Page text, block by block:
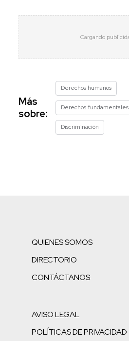
Más
sobre:
Derechos humanos
Derechos fundamentales
Discriminación
QUIENES SOMOS
DIRECTORIO
CONTÁCTANOS
AVISO LEGAL
POLÍTICAS DE PRIVACIDAD